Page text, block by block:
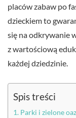
placów zabaw po
dzieckiem to
się na odkrywanie
z wartościową
każdej dziedzinie.
Spis treści
Parki i zielone